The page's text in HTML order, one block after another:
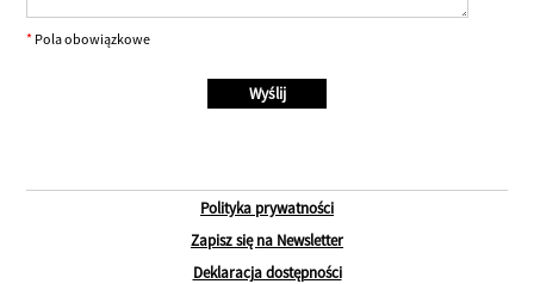
* Pola obowiązkowe
Polityka prywatności
Zapisz się na Newsletter
Deklaracja dostępności